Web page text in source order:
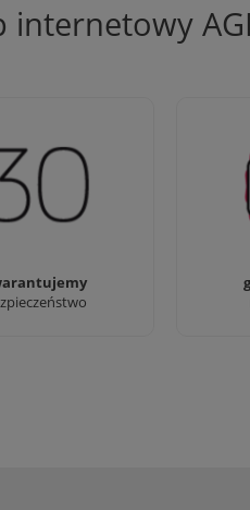
internetowy
firmą z 30-letnim
Ciężko